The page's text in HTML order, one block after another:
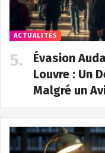
ACTUALITÉS
Évasion
Louvre : Un
Malgré un